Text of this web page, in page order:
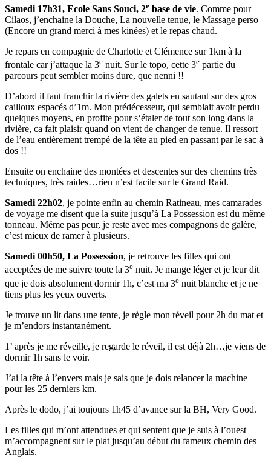
Samedi 17h31, Ecole Sans Souci, 2e base de vie. Comme pour
Cilaos, j’enchaine la Douche, La nouvelle tenue, le Massage perso
(Encore un grand merci à mes kinées) et le repas chaud.
Je repars en compagnie de Charlotte et Clémence sur 1km à la
frontale car j’attaque la 3e nuit. Sur le topo, cette 3e partie du
parcours peut sembler moins dure, que nenni !!
D’abord il faut franchir la rivière des galets en sautant sur des gros
cailloux espacés d’1m. Mon prédécesseur, qui semblait avoir perdu
quelques moyens, en profite pour s‘étaler de tout son long dans la
rivière, ca fait plaisir quand on vient de changer de tenue. Il ressort
de l’eau entièrement trempé de la tête au pied en passant par le sac à
dos !!
Ensuite on enchaine des montées et descentes sur des chemins très
techniques, très raides…rien n’est facile sur le Grand Raid.
Samedi 22h02, je pointe enfin au chemin Ratineau, mes camarades
de voyage me disent que la suite jusqu’à La Possession est du même
tonneau. Même pas peur, je reste avec mes compagnons de galère,
c’est mieux de ramer à plusieurs.
Samedi 00h50, La Possession, je retrouve les filles qui ont
acceptées de me suivre toute la 3e nuit. Je mange léger et je leur dit
que je dois absolument dormir 1h, c’est ma 3e nuit blanche et je ne
tiens plus les yeux ouverts.
Je trouve un lit dans une tente, je règle mon réveil pour 2h du mat et
je m’endors instantanément.
1’ après je me réveille, je regarde le réveil, il est déjà 2h…je viens de
dormir 1h sans le voir.
J’ai la tête à l’envers mais je sais que je dois relancer la machine
pour les 25 derniers km.
Après le dodo, j’ai toujours 1h45 d’avance sur la BH, Very Good.
Les filles qui m’ont attendues et qui sentent que je suis à l’ouest
m’accompagnent sur le plat jusqu’au début du fameux chemin des
Anglais.